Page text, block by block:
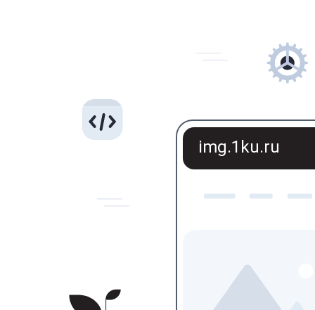
img.1ku.ru